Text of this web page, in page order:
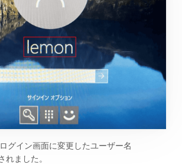
グイン画面に変更したユーザー名
れました。